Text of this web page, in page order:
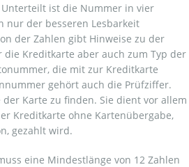
ist die Nummer in vier
nur der besseren Lesbarkeit
der Zahlen gibt Hinweise zu der
Kreditkarte aber auch zum Typ der
die mit zur Kreditkarte
gehört auch die Prüfziffer.
der Karte zu finden. Sie dient vor allem
Kreditkarte ohne Kartenübergabe,
gezahlt wird.
eine Mindestlänge von 12 Zahlen